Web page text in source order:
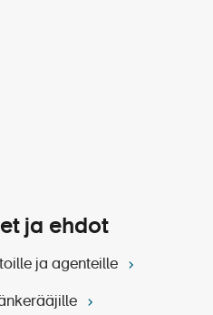
ja ehdot
ja agenteille